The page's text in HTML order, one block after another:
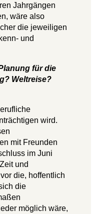
Jahrgängen
wäre also
die jeweiligen
und
für die
Weltreise?
wird.
mit Freunden
im Juni
und
die, hoffentlich
die
möglich wäre,